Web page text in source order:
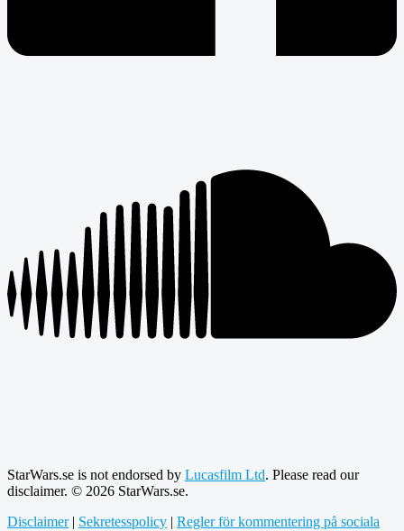
StarWars.se is not endorsed by Lucasfilm Ltd. Please read our
disclaimer. © 2026 StarWars.se.
Disclaimer| Sekretesspolicy | Regler för kommentering på sociala